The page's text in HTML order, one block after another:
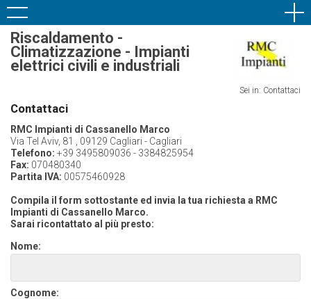
Riscaldamento -
Climatizzazione - Impianti
elettrici civili e industriali
Sei in: Contattaci
Contattaci
RMC Impianti di Cassanello Marco
Via Tel Aviv, 81 , 09129 Cagliari - Cagliari
Telefono: +39 3495809036 - 3384825954
Fax: 070480340
Partita IVA: 00575460928
Compila il form sottostante ed invia la tua richiesta a RMC
Impianti di Cassanello Marco.
Sarai ricontattato al più presto:
Nome:
Cognome: